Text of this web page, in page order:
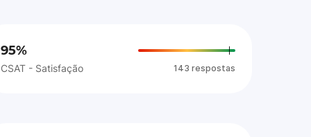
95%
CSAT - Satisfação 143 respostas